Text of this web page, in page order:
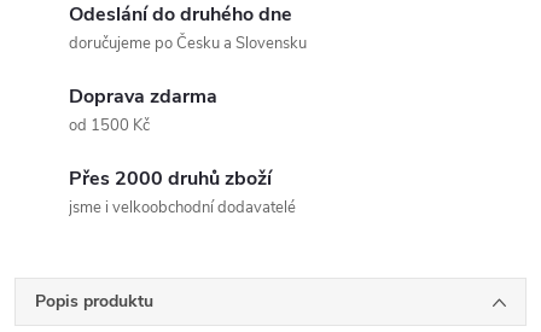
Odeslání do druhého dne
doručujeme po Česku a Slovensku
Doprava zdarma
od 1500 Kč
Přes 2000 druhů zboží
jsme i velkoobchodní dodavatelé
Popis produktu